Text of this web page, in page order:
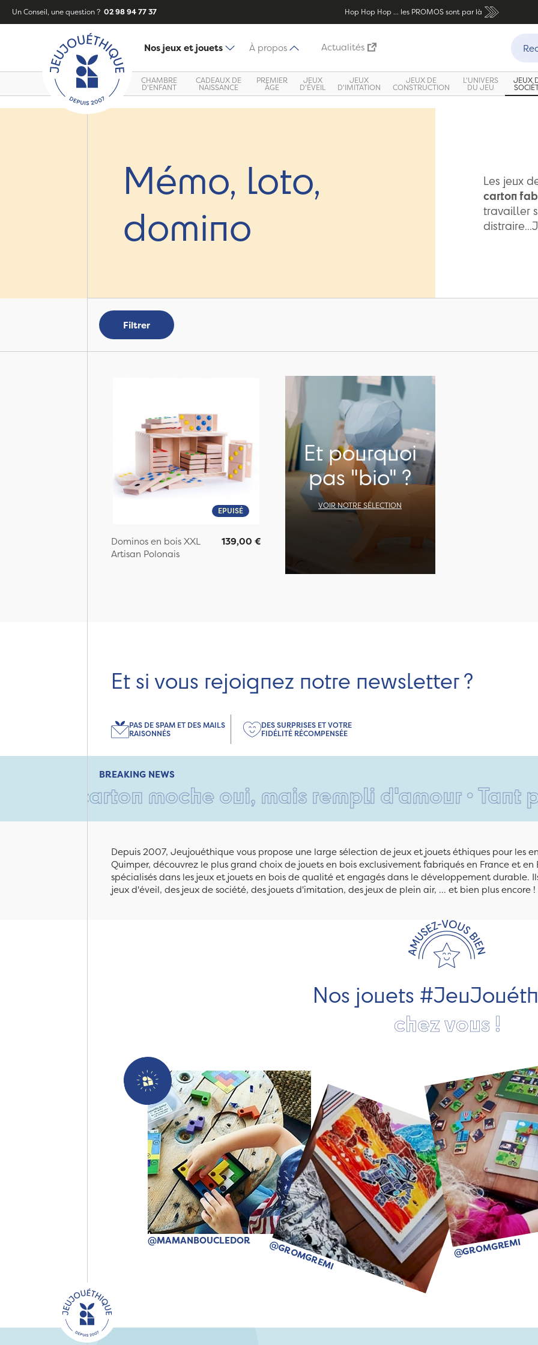
Un Conseil, une question ? 02 98 94 77 37 Hop Hop Hop ... les PROMOS sont par là
Nos jeux et jouets À propos Actualités
CHAMBRE
D'ENFANT
CADEAUX DE
NAISSANCE
PREMIER
ÂGE
JEUX
D'ÉVEIL
JEUX
D'IMITATION
JEUX DE
CONSTRUCTION
L'UNIVERS
DU JEU
JEUX
Mémo, loto,
domino
Les jeux
carton
travailler
Filtrer
EPUISÉ
Dominos en bois XXL
Artisan Polonais
139,00 €
Et pourquoi
pas "bio" ?
VOIR NOTRE SÉLECTION
Et si vous rejoignez notre newsletter ?
PAS DE SPAM ET DES MAILS
RAISONNÉS
DES SURPRISES ET VOTRE
FIDÉLITÉ RÉCOMPENSÉE
BREAKING NEWS
carton moche oui, mais rempli d'amour • Tant pis
Depuis 2007, Jeujouéthique vous propose une large sélection de jeux et jouets éthiques pour les
Quimper, découvrez le plus grand choix de jouets en bois exclusivement fabriqués en France et
spécialisés dans les jeux et jouets en bois de qualité et engagés dans le développement durable.
jeux d'éveil, des jeux de société, des jouets d'imitation, des jeux de plein air, ... et bien plus encore !
Nos jouets
chez vous !
@MAMANBOUCLEDOR @GROMGREMI @GROMGREMI